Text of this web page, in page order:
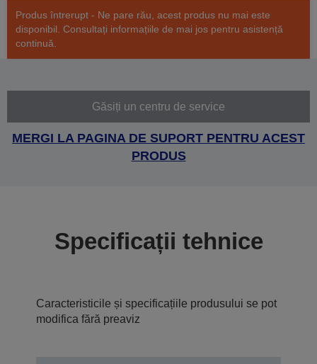
Produs întrerupt - Ne pare rău, acest produs nu mai este
disponibil. Consultați informațiile de mai jos pentru asistență
continuă.
Găsiți un centru de service
MERGI LA PAGINA DE SUPORT PENTRU ACEST
PRODUS
Specificații tehnice
Caracteristicile și specificațiile produsului se pot
modifica fără preaviz